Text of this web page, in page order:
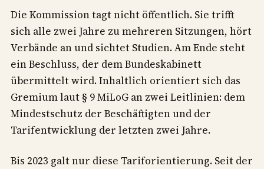
Die Kommission tagt nicht öffentlich. Sie trifft
sich alle zwei Jahre zu mehreren Sitzungen, hört
Verbände an und sichtet Studien. Am Ende steht
ein Beschluss, der dem Bundeskabinett
übermittelt wird. Inhaltlich orientiert sich das
Gremium laut § 9 MiLoG an zwei Leitlinien: dem
Mindestschutz der Beschäftigten und der
Tarifentwicklung der letzten zwei Jahre.
Bis 2023 galt nur diese Tariforientierung. Seit der